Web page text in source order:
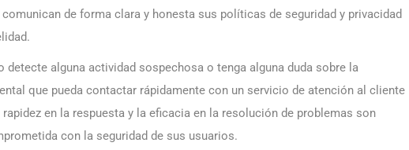
de forma clara y honesta sus políticas de seguridad y privacidad
detecte alguna actividad sospechosa o tenga alguna duda sobre la
que pueda contactar rápidamente con un servicio de atención al cliente
en la respuesta y la eficacia en la resolución de problemas son
con la seguridad de sus usuarios.